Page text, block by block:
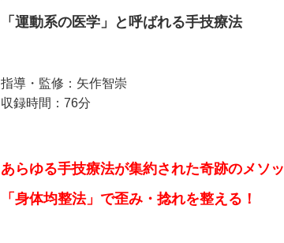
「運動系の医学」と呼ばれる手技療法
指導・監修：矢作智崇
収録時間：76分
あらゆる手技療法が集約された奇跡のメソ
「身体均整法」で歪み・捻れを整える！